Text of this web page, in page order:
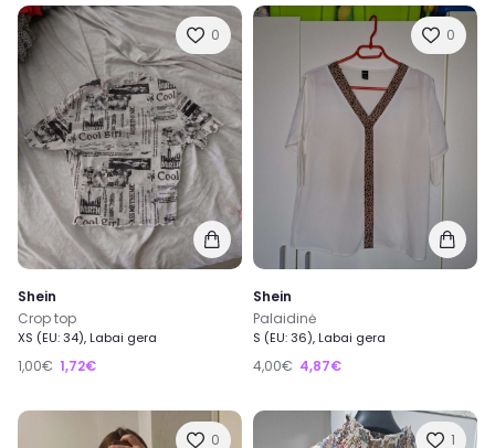
0
Shein
Crop top
XS (EU: 34), Labai gera
1,00€ 1,72€
0
Shein
Palaidinė
S (EU: 36), Labai gera
4,00€ 4,87€
0 1